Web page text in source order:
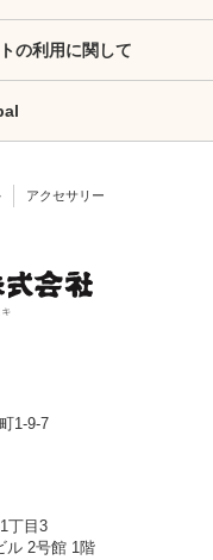
の利用に関して
アクセサリー
1-9-7
丁目3
ル 2号館 1階